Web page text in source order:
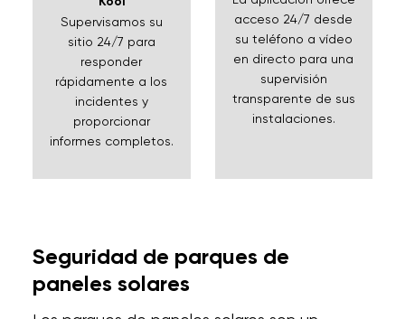
Supervisamos su
sitio 24/7 para
responder
rápidamente a los
incidentes y
proporcionar
informes completos.
acceso 24/7 desde
su teléfono a vídeo
en directo para una
supervisión
transparente de sus
instalaciones.
Seguridad de parques de
paneles solares